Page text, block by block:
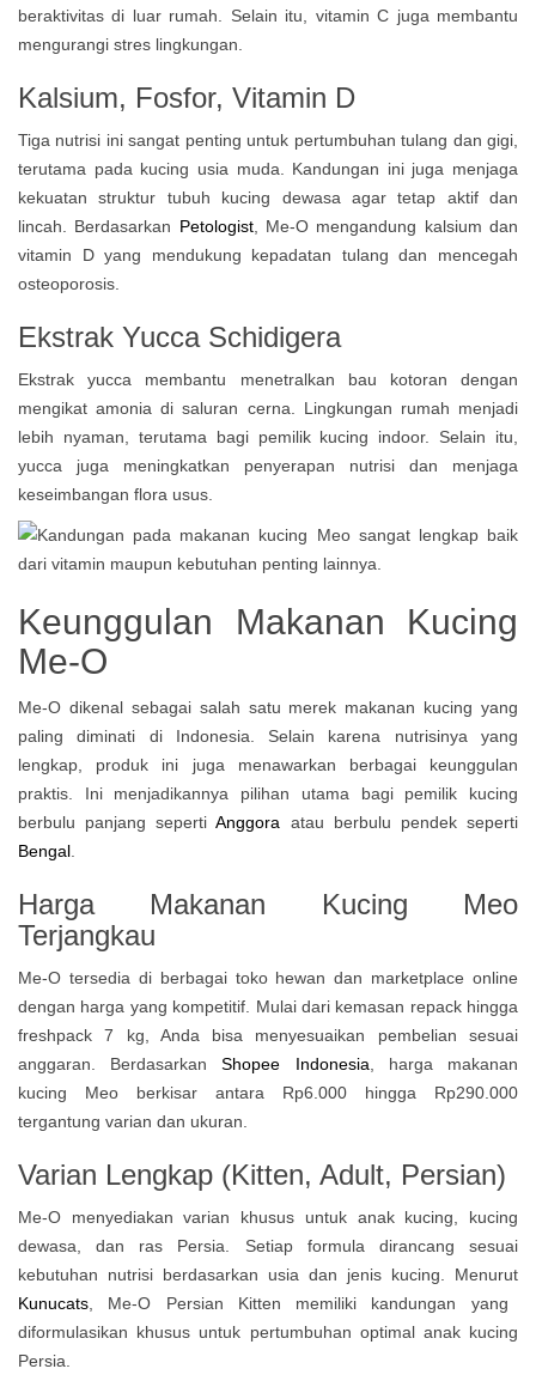
beraktivitas di luar rumah. Selain itu, vitamin C juga membantu
mengurangi stres lingkungan.
Kalsium, Fosfor, Vitamin D
Tiga nutrisi ini sangat penting untuk pertumbuhan tulang dan gigi,
terutama pada kucing usia muda. Kandungan ini juga menjaga
kekuatan struktur tubuh kucing dewasa agar tetap aktif dan
lincah. Berdasarkan Petologist, Me-O mengandung kalsium dan
vitamin D yang mendukung kepadatan tulang dan mencegah
osteoporosis.
Ekstrak Yucca Schidigera
Ekstrak yucca membantu menetralkan bau kotoran dengan
mengikat amonia di saluran cerna. Lingkungan rumah menjadi
lebih nyaman, terutama bagi pemilik kucing indoor. Selain itu,
yucca juga meningkatkan penyerapan nutrisi dan menjaga
keseimbangan flora usus.
Keunggulan Makanan Kucing
Me-O
Me-O dikenal sebagai salah satu merek makanan kucing yang
paling diminati di Indonesia. Selain karena nutrisinya yang
lengkap, produk ini juga menawarkan berbagai keunggulan
praktis. Ini menjadikannya pilihan utama bagi pemilik kucing
berbulu panjang sepertiAnggora atau berbulu pendek seperti
Bengal
Harga Makanan Kucing Meo
Terjangkau
Me-O tersedia di berbagai toko hewan dan marketplace online
dengan harga yang kompetitif. Mulai dari kemasan repack hingga
freshpack 7 kg, Anda bisa menyesuaikan pembelian sesuai
anggaran. Berdasarkan
Shopee Indonesia , harga makanan
kucing Meo berkisar antara Rp6.000 hingga Rp290.000
tergantung varian dan ukuran.
Varian Lengkap (Kitten, Adult, Persian)
Me-O menyediakan varian khusus untuk anak kucing, kucing
dewasa, dan ras Persia. Setiap formula dirancang sesuai
kebutuhan nutrisi berdasarkan usia dan jenis kucing. Menurut
Kunucats , Me-O Persian Kitten memiliki kandungan yang
diformulasikan khusus untuk pertumbuhan optimal anak kucing
Persia.